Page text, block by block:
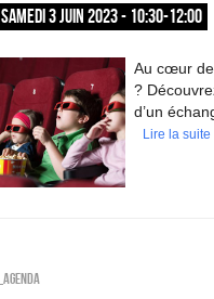
SAMEDI 3 JUIN 2023 - 10:30-12:00
Au cœur de
?
d’un
Lire la suite
_Agenda